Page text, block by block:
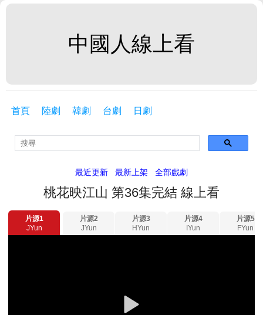
中國人線上看
首頁 陸劇 韓劇 台劇 日劇
最近更新 最新上架 全部戲劇
桃花映江山 第36集完結 線上看
片源1
JYun
片源2
JYun
片源3
HYun
片源4
IYun
片源5
FYun